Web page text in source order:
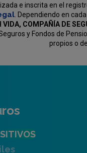
e inscrita en el
. Dependiendo en
COMPAÑÍA DE
y Fondos de
propios o